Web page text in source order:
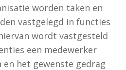
worden taken en
vastgelegd in functies
wordt vastgesteld
een medewerker
het gewenste gedrag